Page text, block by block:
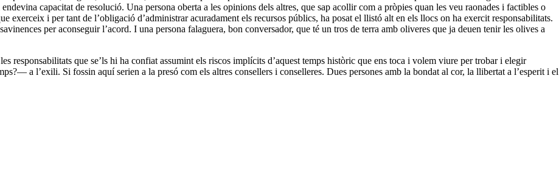
endevina capacitat de resolució. Una persona oberta a les opinions dels altres, que sap acollir com a pròpies quan les veu raonades i factibles o
exerceix i per tant de l’obligació d’administrar acuradament els recursos públics, ha posat el llistó alt en els llocs on ha exercit responsabilitats.
per aconseguir l’acord. I una persona falaguera, bon conversador, que té un tros de terra amb oliveres que ja deuen tenir les olives a
responsabilitats que se’ls hi ha confiat assumint els riscos implícits d’aquest temps històric que ens toca i volem viure per trobar i elegir
a l’exili. Si fossin aquí serien a la presó com els altres consellers i conselleres. Dues persones amb la bondat al cor, la llibertat a l’esperit i el